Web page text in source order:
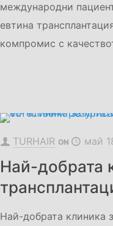
международни
евтина
компромис с
TURHAIR ON май
Най-добрата
Най-добрата клиника